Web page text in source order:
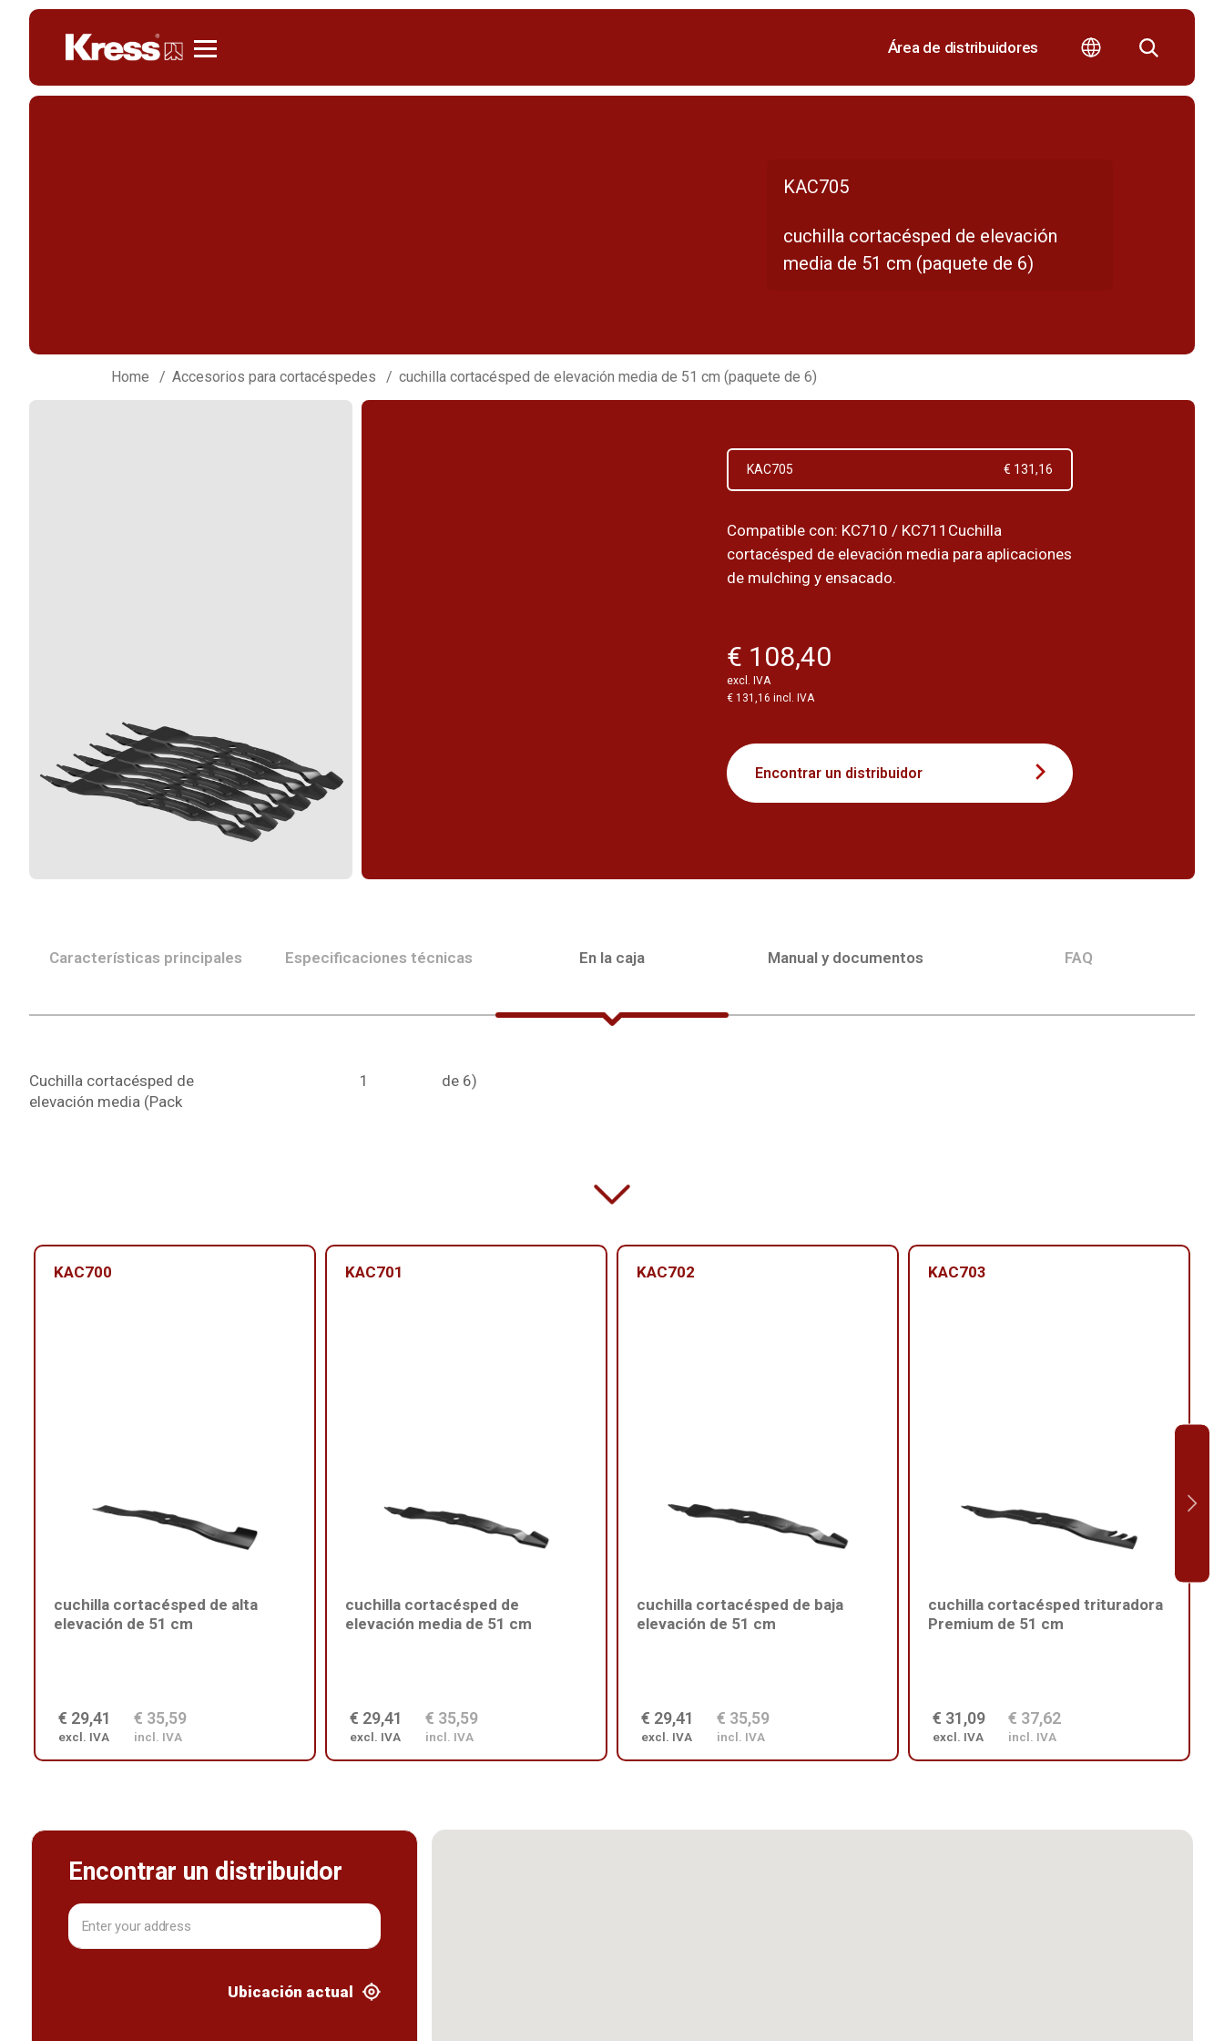
Área de distribuidores
KAC705
cuchilla cortacésped de elevación
media de 51 cm (paquete de 6)
Home Accesorios para cortacéspedes cuchilla cortacésped de elevación media de 51 cm (paquete de 6)
KAC705 € 131,16
Compatible con: KC710 / KC711Cuchilla
cortacésped de elevación media para aplicaciones
de mulching y ensacado.
€ 108,40
excl. IVA
€ 131,16 incl. IVA
Encontrar un distribuidor
Características principales Especificaciones técnicas En la caja Manual y documentos FAQ
Cuchilla cortacésped de
elevación media (Pack
de 6)
1
KAC700
cuchilla cortacésped de alta
elevación de 51 cm
€ 29,41
excl. IVA
€ 35,59
incl. IVA
KAC701
cuchilla cortacésped de
elevación media de 51 cm
€ 29,41
excl. IVA
€ 35,59
incl. IVA
KAC702
cuchilla cortacésped de baja
elevación de 51 cm
€ 29,41
excl. IVA
€ 35,59
incl. IVA
KAC703
cuchilla cortacésped trituradora
Premium de 51 cm
€ 31,09
excl. IVA
€ 37,62
incl. IVA
Encontrar un distribuidor
Ubicación actual